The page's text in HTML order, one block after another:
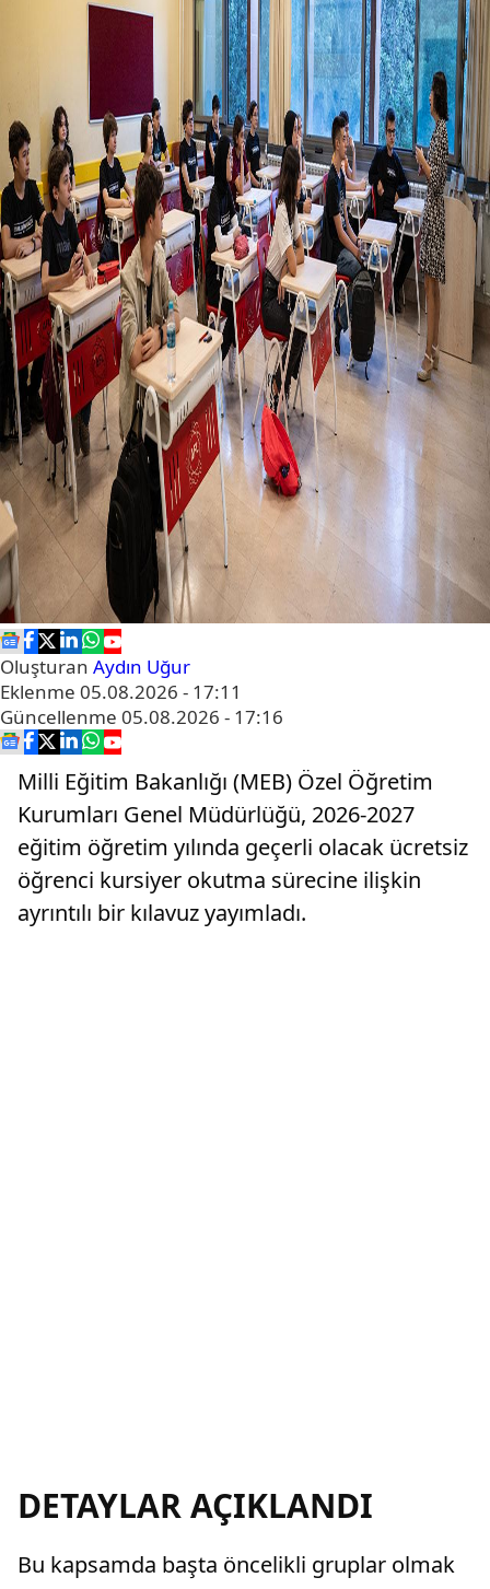
Oluşturan Aydın Uğur
Eklenme 05.08.2026 - 17:11
Güncellenme 05.08.2026 - 17:16
Milli Eğitim Bakanlığı (MEB) Özel Öğretim
Kurumları Genel Müdürlüğü, 2026-2027
eğitim öğretim yılında geçerli olacak ücretsiz
öğrenci kursiyer okutma sürecine ilişkin
ayrıntılı bir kılavuz yayımladı.
DETAYLAR AÇIKLANDI
Bu kapsamda başta öncelikli gruplar olmak